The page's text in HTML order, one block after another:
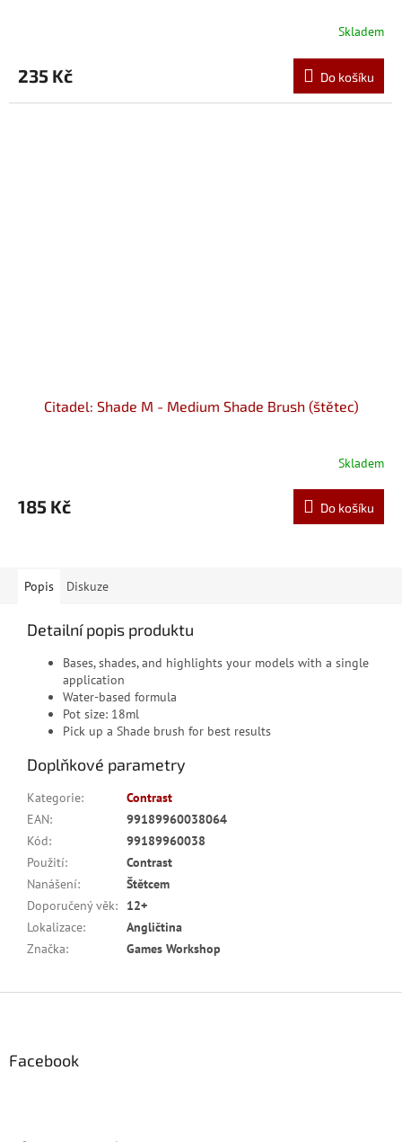
Skladem
235 Kč Do košíku
Citadel: Shade M - Medium Shade Brush (štětec)
Skladem
185 Kč Do košíku
Popis Diskuze
Detailní popis produktu
Bases, shades, and highlights your models with a single
application
Water-based formula
Pot size: 18ml
Pick up a Shade brush for best results
Doplňkové parametry
Kategorie:
Contrast
EAN:
99189960038064
Kód:
99189960038
Použití:
Contrast
Nanášení:
Štětcem
Doporučený věk:
12+
Lokalizace:
Angličtina
Značka: Games Workshop
Facebook